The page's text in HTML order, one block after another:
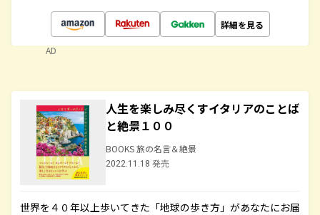
詳細を見る
AD
人生を楽しみ尽くすイタリアのことば
と絶景１００
BOOKS 旅の名言＆絶景
2022.11.18 発売
世界を４０年以上歩いてきた「地球の歩き方」があなたにお届